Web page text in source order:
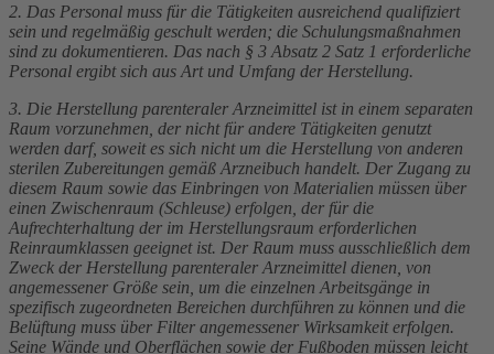
2. Das Personal muss für die Tätigkeiten ausreichend qualifiziert
sein und regelmäßig geschult werden; die Schulungsmaßnahmen
sind zu dokumentieren. Das nach § 3 Absatz 2 Satz 1 erforderliche
Personal ergibt sich aus Art und Umfang der Herstellung.
3. Die Herstellung parenteraler Arzneimittel ist in einem separaten
Raum vorzunehmen, der nicht für andere Tätigkeiten genutzt
werden darf, soweit es sich nicht um die Herstellung von anderen
sterilen Zubereitungen gemäß Arzneibuch handelt. Der Zugang zu
diesem Raum sowie das Einbringen von Materialien müssen über
einen Zwischenraum (Schleuse) erfolgen, der für die
Aufrechterhaltung der im Herstellungsraum erforderlichen
Reinraumklassen geeignet ist. Der Raum muss ausschließlich dem
Zweck der Herstellung parenteraler Arzneimittel dienen, von
angemessener Größe sein, um die einzelnen Arbeitsgänge in
spezifisch zugeordneten Bereichen durchführen zu können und die
Belüftung muss über Filter angemessener Wirksamkeit erfolgen.
Seine Wände und Oberflächen sowie der Fußboden müssen leicht